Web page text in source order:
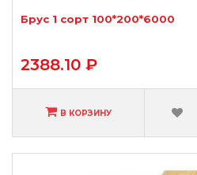
Брус 1 сорт 100*200*6000
2388.10 ₽
В КОРЗИНУ